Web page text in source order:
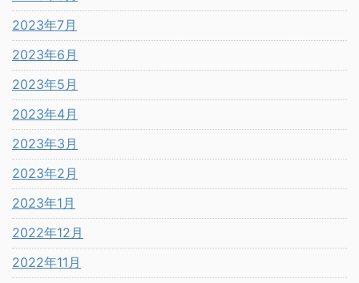
2023年7月
2023年6月
2023年5月
2023年4月
2023年3月
2023年2月
2023年1月
2022年12月
2022年11月